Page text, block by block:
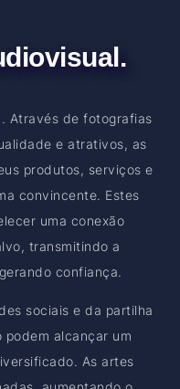
Através de fotografias
e atrativos, as
produtos, serviços e
convincente. Estes
uma conexão
transmitindo a
confiança.
sociais e da partilha
alcançar um
As artes